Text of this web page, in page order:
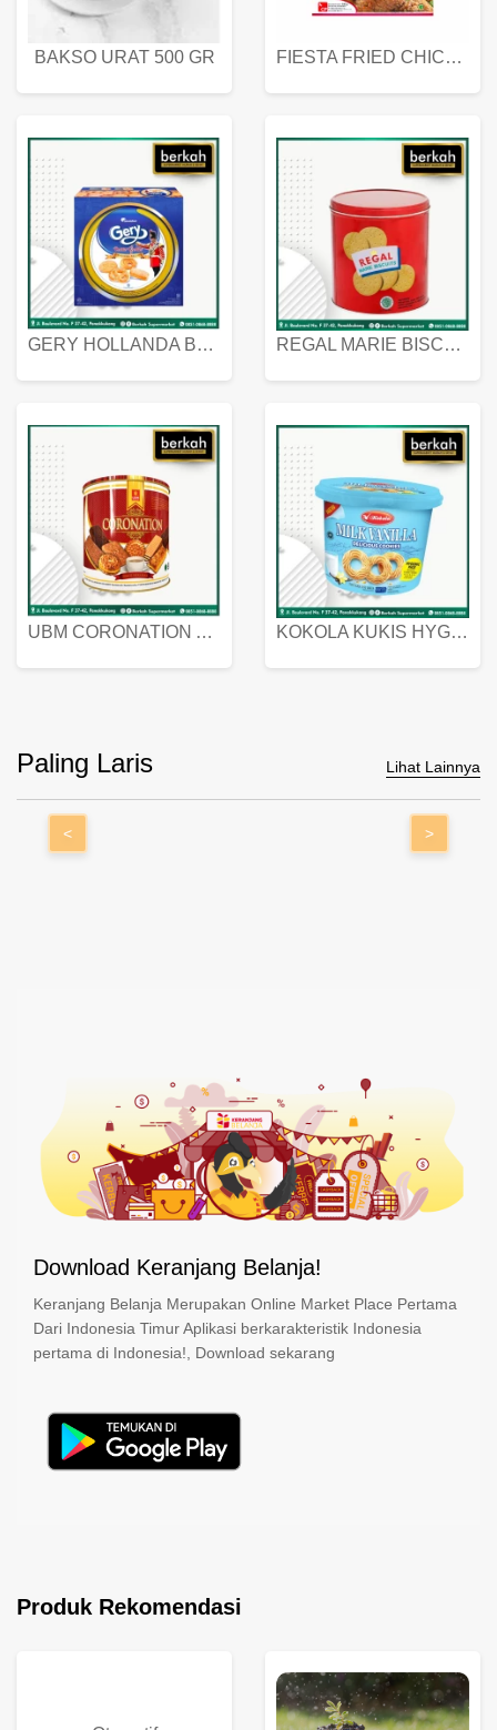
BAKSO URAT 500 GR FIESTA FRIED CHICKEN 500 GR
GERY HOLLANDA BUTTER COOKIES 450 GRAM REGAL MARIE BISCUIT KALENG 550 GRAM
UBM CORONATION ASSORTED BISKUIT KALENG 450 GRAM KOKOLA KUKIS HYGIENIC MILK VANILLA PACK 320 GR
Paling Laris Lihat Lainnya
< >
Download Keranjang Belanja!
Keranjang Belanja Merupakan Online Market Place Pertama
Dari Indonesia Timur Aplikasi berkarakteristik Indonesia
pertama di Indonesia!, Download sekarang
Produk Rekomendasi